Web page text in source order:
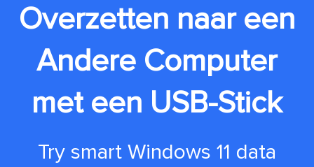
Overzetten naar een
Andere Computer
met een USB-Stick
Try smart Windows 11 data